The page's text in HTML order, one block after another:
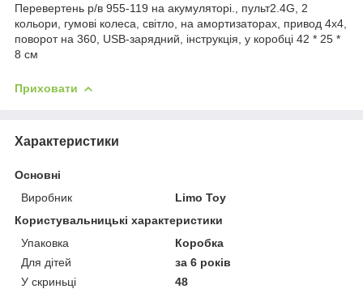
Перевертень р/в 955-119 на акумуляторі., пульт2.4G, 2
кольори, гумові колеса, світло, на амортизаторах, привод 4х4,
поворот на 360, USB-зарядний, інструкція, у коробці 42 * 25 *
8 см
Приховати
Характеристики
Основні
Виробник
Limo Toy
Користувальницькі характеристики
Упаковка
Коробка
Для дітей
за 6 років
У скриньці
48